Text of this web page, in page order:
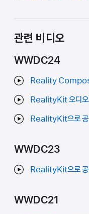
관련 비디오
WWDC24
Reality
RealityKit 오디오
RealityKit으로 공
WWDC23
RealityKit으로 공
WWDC21